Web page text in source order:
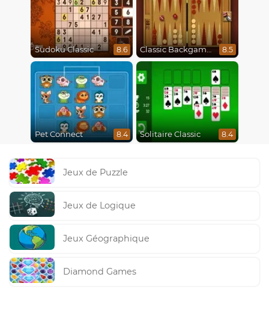
Sudoku Classic 8.6 Classic Backgammon 8.5
Pet Connect 8.4 Solitaire Classic 8.4
Jeux de Puzzle
Jeux de Logique
Jeux Géographique
Diamond Games